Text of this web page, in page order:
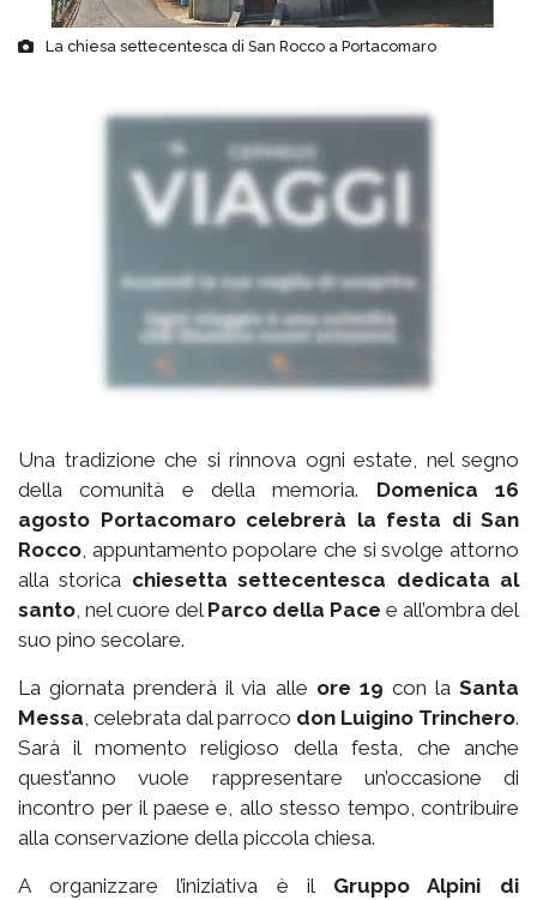
La chiesa settecentesca di San Rocco a Portacomaro
Una tradizione che si rinnova ogni estate, nel segno
della comunità e della memoria. Domenica 16
agosto Portacomaro celebrerà la festa di San
Rocco, appuntamento popolare che si svolge attorno
alla storica chiesetta settecentesca dedicata al
santo, nel cuore del Parco della Pace e all’ombra del
suo pino secolare.
La giornata prenderà il via alle ore 19 con laSanta
Messa, celebrata dal parroco don Luigino Trinchero.
Sarà il momento religioso della festa, che anche
quest’anno vuole rappresentare un’occasione di
incontro per il paese e, allo stesso tempo, contribuire
alla conservazione della piccola chiesa.
A organizzare l’iniziativa è il Gruppo Alpini di